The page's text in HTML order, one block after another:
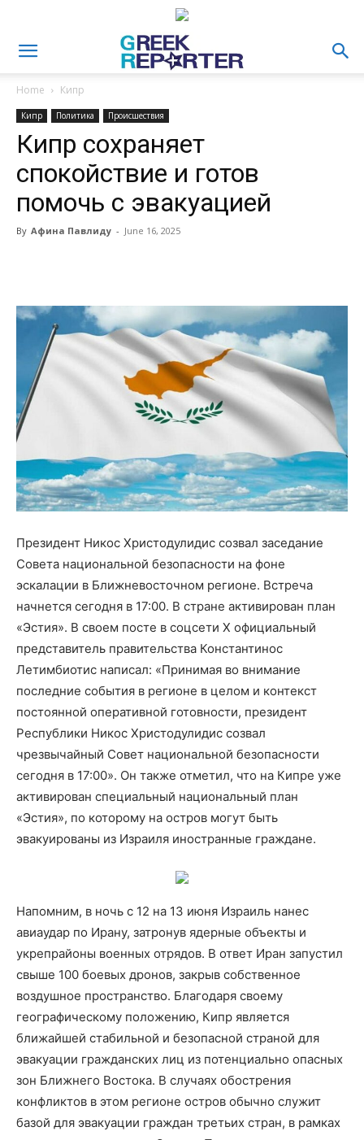
Home Кипр
Кипр Политика Происшествия
Кипр сохраняет
спокойствие и готов
помочь с эвакуацией
By Афина Павлиду - June 16, 2025
Президент Никос Христодулидис созвал заседание
Совета национальной безопасности на фоне
эскалации в Ближневосточном регионе. Встреча
начнется сегодня в 17:00. В стране активирован план
«Эстия». В своем посте в соцсети X официальный
представитель правительства Константинос
Летимбиотис написал: «Принимая во внимание
последние события в регионе в целом и контекст
постоянной оперативной готовности, президент
Республики Никос Христодулидис созвал
чрезвычайный Совет национальной безопасности
сегодня в 17:00». Он также отметил, что на Кипре уже
активирован специальный национальный план
«Эстия», по которому на остров могут быть
эвакуированы из Израиля иностранные граждане.
Напомним, в ночь с 12 на 13 июня Израиль нанес
авиаудар по Ирану, затронув ядерные объекты и
укрепрайоны военных отрядов. В ответ Иран запустил
свыше 100 боевых дронов, закрыв собственное
воздушное пространство. Благодаря своему
географическому положению, Кипр является
ближайшей стабильной и безопасной страной для
эвакуации гражданских лиц из потенциально опасных
зон Ближнего Востока. В случаях обострения
конфликтов в этом регионе остров обычно служит
базой для эвакуации граждан третьих стран, в рамках